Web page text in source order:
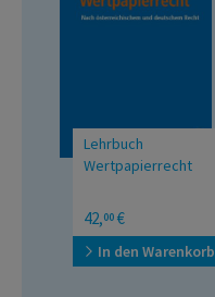
Lehrbuch
Wertpapierrecht
Nach österreichischem
und deutschem Recht
42,00 €
In den Warenkorb